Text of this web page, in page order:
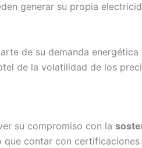
generar su propia
de su demanda
de la volatilidad de los
su compromiso con la
contar con